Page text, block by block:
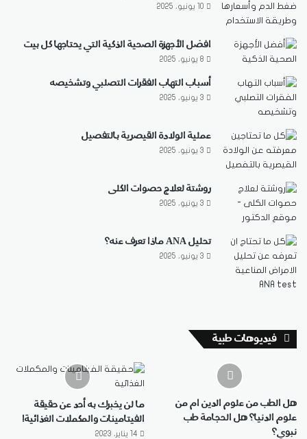
10 يونيو، 2025
افضل الأجهزة الصحية الذكية التي يحتاجها كل بيت
8 يونيو، 2025
أسباب التهاب الفقرات التصلبي وتشخيصه
3 يونيو، 2025
عملية الولادة القيصرية بالتفصيل
3 يونيو، 2025
روشتة لعلاج حصوات الكلى
3 يونيو، 2025
تحليل ANA ماذا تعرف عنه؟
3 يونيو، 2025
فيديوهات طبية
هل الطب من علوم الدين ام من
علوم الدنيا؟ هل الحجامة طب
نبوي؟
ما لن يخبرك به أحد عن حقيقة
الفيتامينات والمكملات الغذائية!
14 يناير، 2023